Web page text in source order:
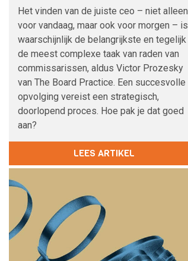
Het vinden van de juiste ceo – niet alleen
voor vandaag, maar ook voor morgen – is
waarschijnlijk de belangrijkste en tegelijk
de meest complexe taak van raden van
commissarissen, aldus Victor Prozesky
van The Board Practice. Een succesvolle
opvolging vereist een strategisch,
doorlopend proces. Hoe pak je dat goed
aan?
LEES ARTIKEL